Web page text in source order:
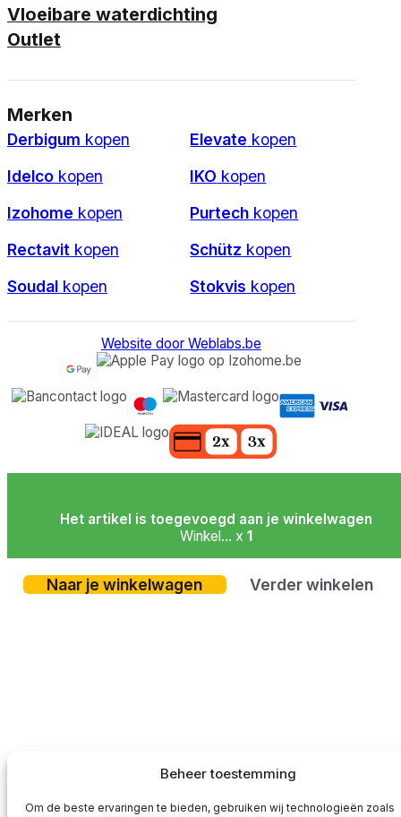
Beheer toestemming
Om de beste ervaringen te bieden, gebruiken wij technologieën zoals
Vloeibare waterdichting
Outlet
Merken
Derbigum kopen Elevate kopen
Idelco kopen IKO kopen
Izohome kopen Purtech kopen
Rectavit kopen Schütz kopen
Soudal kopen Stokvis kopen
Website door Weblabs.be
Het artikel is toegevoegd aan je winkelwagen
Winkel... x1
Naar je winkelwagen Verder winkelen